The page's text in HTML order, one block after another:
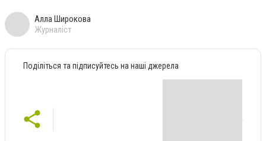
Алла Широкова
Журналіст
Поділіться та підписуйтесь на наші джерела